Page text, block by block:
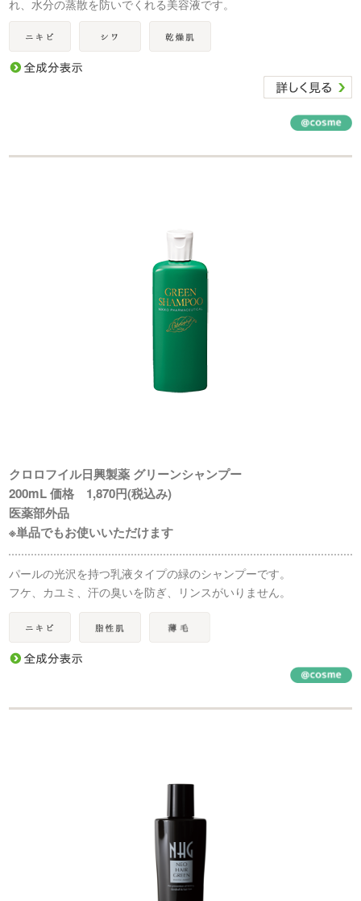
れ、水分の蒸散を防いでくれる美容液です。
クロロフイル日興製薬 グリーンシャンプー
200mL 価格 1,870円(税込み)
医薬部外品
※単品でもお使いいただけます
パールの光沢を持つ乳液タイプの緑のシャンプーです。
フケ、カユミ、汗の臭いを防ぎ、リンスがいりません。